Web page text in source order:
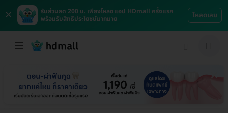
×
รับส่วนลด 200 บ. เพียงโหลดแอป HDmall ครั้งแรก
พร้อมรับสิทธิประโยชน์มากมาย
โหลดเลย